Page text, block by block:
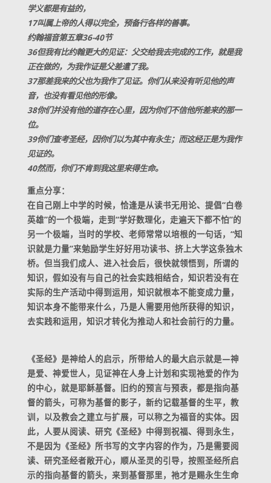
学义都是有益的，
17叫属上帝的人得以完全，预备行各样的善事。
约翰福音第五章36-40节
36但我有比约翰更大的见证：父交给我去完成的工作，就是我
正在做的，为我作证是父差遣了我。
37那差我来的父也为我作了见证。你们从来没有听见他的声
音，也没有看见他的形像。
38你们并没有他的道存在心里，因为你们不信他所差来的那一
位。
39你们查考圣经，因你们以为其中有永生；而这经正是为我作
见证的。
40然而，你们不肯到我这里来得生命。
重点分享：
在自己刚上中学的时候，恰逢是从读书无用论、提倡“白卷
英雄”的一个极端，走到“学好数理化，走遍天下都不怕”的
另一个极端，当时的学校、老师常常以培根的一句话，“知
识就是力量”来勉励学生好好用功读书、挤上大学这条独木
桥。但当我们成人、进入社会后，很快就领悟到，所谓的
知识，假如没有与自己的社会实践相结合，知识若没有在
实际的生产活动中得到运用，知识就根本不能变成力量，
知识本身不能带来什么，乃是人需要用他所获得的知识，
去实践和运用，知识才转化为推动人和社会前行的力量。
《圣经》是神给人的启示，所带给人的最大启示就是—神
是爱、神爱世人，见证神在人身上计划和实现祂爱的作为
的中心，就是耶稣基督。旧约的预言与预表，都是指向基
督的箭头，可称为基督的影子，新约记载基督的生平，教
训，以及教会之建立与扩展，可以称之为福音的实体。因
此，人要从阅读、研究《圣经》中得到祝福、得到永生，
不是因为《圣经》所书写的文字内容的作为，乃是需要阅
读、研究圣经者敞开心，顺从圣灵的引导，按照圣经所启
示的指向基督的箭头，来到基督那里，祂才是赐永生生命